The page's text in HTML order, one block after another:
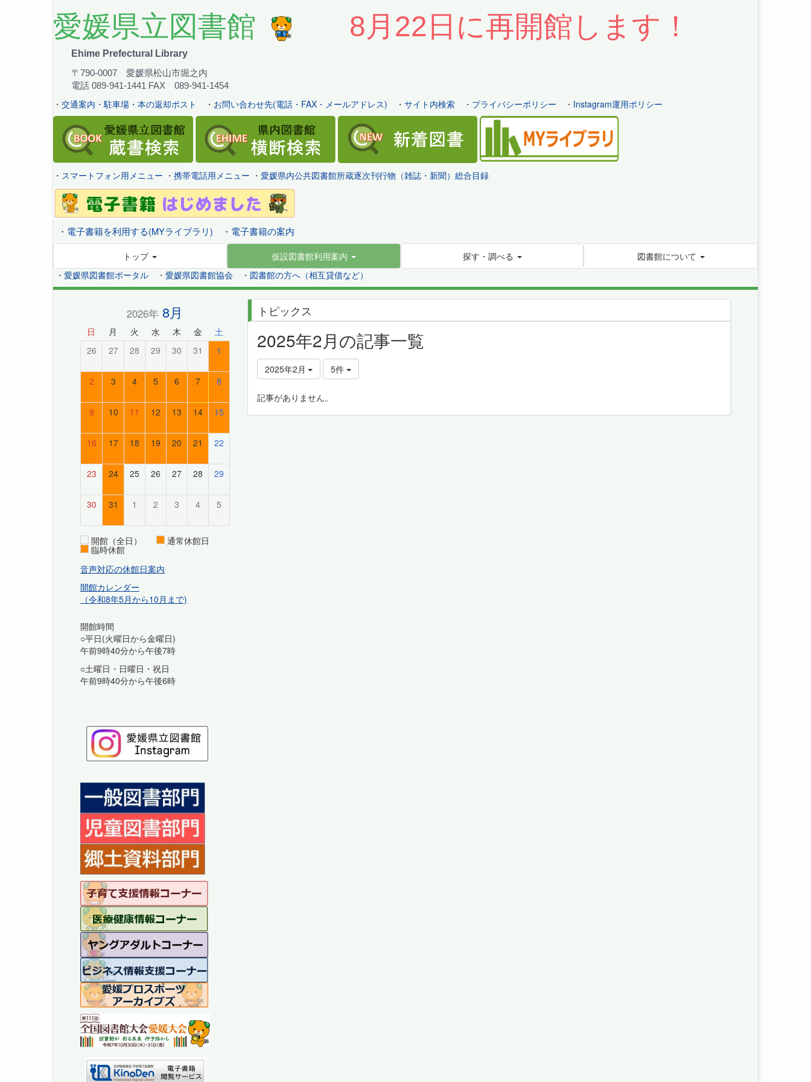
愛媛県立図書館 8月22日に再開館します！
Ehime Prefectural Library
〒790-0007 愛媛県松山市堀之内
電話 089-941-1441 FAX 089-941-1454
・ 交通案内・駐車場・本の返却ポスト ・ お問い合わせ先(電話・FAX・メールアドレス) ・ サイト内検索 ・ プライバシーポリシー ・ Instagram運用ポリシー
・ スマートフォン用メニュー ・ 携帯電話用メニュー ・ 愛媛県内公共図書館所蔵逐次刊行物（雑誌・新聞）総合目録
・ 電子書籍を利用する(MYライブラリ) ・ 電子書籍の案内
トップ 仮設図書館利用案内 探す・調べる
図書館について
・ 愛媛県図書館ポータル ・ 愛媛県図書館協会 ・ 図書館の方へ（相互貸借など）
トピックス
2025年2月の記事一覧
2025年2月 5件
記事がありません。
2026年 8月
日 月 火 水 木 金 土
26 27 28 29 30 31 1
2 3 4 5 6 7 8
9 10 11 12 13 14 15
16 17 18 19 20 21 22
23 24 25 26 27 28 29
30 31 1 2 3 4 5
開館（全日） 通常休館日
臨時休館
音声対応の休館日案内
開館カレンダー
（令和8年5月から10月まで)
開館時間
○平日(火曜日から金曜日)
午前9時40分から午後7時
○土曜日・日曜日・祝日
午前9時40分から午後6時